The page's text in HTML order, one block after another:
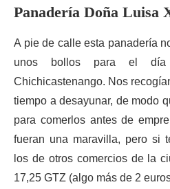
Panadería Doña Luisa
A pie de calle esta panadería
unos bollos para el día
Chichicastenango. Nos
tiempo a desayunar, de modo
para comerlos antes de
fueran una maravilla, pero si
los de otros comercios de la
17,25 GTZ (algo más de 2